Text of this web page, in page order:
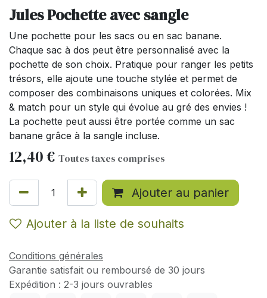
Jules Pochette avec sangle
Une pochette pour les sacs ou en sac banane.
Chaque sac à dos peut être personnalisé avec la
pochette de son choix. Pratique pour ranger les petits
trésors, elle ajoute une touche stylée et permet de
composer des combinaisons uniques et colorées. Mix
& match pour un style qui évolue au gré des envies !
La pochette peut aussi être portée comme un sac
banane grâce à la sangle incluse.
12,40€ Toutes taxes comprises
Ajouter au panier
Ajouter à la liste de souhaits
Conditions générales
Garantie satisfait ou remboursé de 30 jours
Expédition : 2-3 jours ouvrables